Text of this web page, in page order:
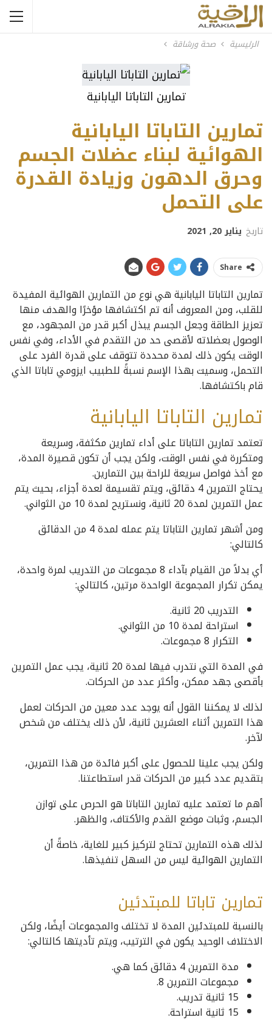
الرئيسية صحة ورشاقة
تمارين التاباتا اليابانية
تمارين التاباتا اليابانية
الهوائية لبناء عضلات الجسم
وحرق الدهون وزيادة القدرة
على التحمل
تاريخ يناير 20, 2021
Share
تمارين التاباتا اليابانية هي نوع من التمارين الهوائية المفيدة
للقلب، ومن المعروف أنه تم اكتشافها مؤخرًا والهدف منها
تعزيز الطاقة وجعل الجسم يبذل أكبر قدر من المجهود، مع
الوصول بعضلاته لأقصى حد من التقدم في الأداء، وفي نفس
الوقت يكون ذلك لمدة محددة تتوقف على قدرة الفرد على
التحمل، وسميت بهذا الإسم نسبةً للطبيب ايزومي تاباتا الذي
قام باكتشافها.
تمارين التاباتا اليابانية
تعتمد تمارين التاباتا على أداء تمارين مكثفة، وسريعة
ومتكررة في نفس الوقت، ولكن يجب أن تكون قصيرة المدة،
مع أخذ فواصل سريعة للراحة بين التمارين.
يحتاج التمرين 4 دقائق، ويتم تقسيمة لعدة أجزاء، بحيث يتم
عمل التمرين لمدة 20 ثانية، ونستريح لمدة 10 من الثواني.
ومن أشهر تمارين التاباتا يتم عمله لمدة 4 من الدقائق
كالتالي:
أي بدلاً من القيام بآداء 8 مجموعات من التدريب لمرة واحدة،
يمكن تكرار المجموعة الواحدة مرتين، كالتالي:
التدريب 20 ثانية.
استراحة لمدة 10 من الثواني.
التكرار 8 مجموعات.
في المدة التي نتدرب فيها لمدة 20 ثانية، يجب عمل التمرين
بأقصى جهد ممكن، وأكثر عدد من الحركات.
لذلك لا يمكننا القول أنه يوجد عدد معين من الحركات لعمل
هذا التمرين أثناء العشرين ثانية، لأن ذلك يختلف من شخص
لآخر.
ولكن يجب علينا للحصول على أكبر فائدة من هذا التمرين،
بتقديم عدد كبير من الحركات قدر استطاعتنا.
أهم ما تعتمد عليه تمارين التاباتا هو الحرص على توازن
الجسم، وثبات موضع القدم والأكتاف، والظهر.
لذلك هذه التمارين تحتاج لتركيز كبير للغاية، خاصةً أن
التمارين الهوائية ليس من السهل تنفيذها.
تمارين تاباتا للمبتدئين
بالنسبة للمبتدئين المدة لا تختلف والمجموعات أيضًا، ولكن
الاختلاف الوحيد يكون في الترتيب، ويتم تأديتها كالتالي:
مدة التمرين 4 دقائق كما هي.
مجموعات التمرين 8.
15 ثانية تدريب.
15 ثانية استراحة.